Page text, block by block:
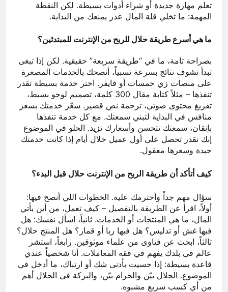
تعلم مهارة جديدة أو شراء أدوات بسيطة. لكن النقطة
المهمة: ما تخلي قلة المال عذر يمنعك من البداية.
ما هي أسرع طريقة حلال للربح من الإنترنت للمبتدئين؟
بصراحة تامة، ما في “طريقة سريعة” حقيقية. لكن إذا تبغى
تبدأ تشوف نتائج بسرعة نسبياً، أنصحك بالخدمات المصغرة
على منصات زي خمسات أو فايفر. اختر خدمة بسيطة تقدر
تنفذها – مثلاً كتابة مقال 300 كلمة، تصميم لوجو بسيط،
تفريغ محتوى صوتي، ترجمة نص قصير. سعّر خدمتك بسعر
منافس في البداية لتبني سمعتك. مع كل خدمة تنفذها
بإتقان، سمعتك تتحسن وأسعارك تزيد. الحلو في الموضوع
إنك تقدر تحصل على أول عميل خلال أيام إذا كانت خدمتك
جيدة وسعرها معقول.
كيف أتأكد أن طريقة الربح من الإنترنت حلال قبل البدء؟
سؤال مهم جداً وأحترمك عليه. الخطوات اللي أنصح فيها:
أولاً، اقرأ عن الطريقة بالتفصيل – كيف تعمل، من أين يأتي
المال، ما هي المنتجات أو الخدمات. ثانياً، اسأل نفسك: هل
فيها غش أو تدليس؟ هل فيها ربا أو قمار؟ هل المنتج حلال؟
ثالثاً، ابحث عن فتاوى من علماء موثوقين. رابعاً، استشر
عالم في بلدك يفهم في فقه المعاملات. أنا شخصياً عندي
قاعدة بسيطة: إذا حسيت بأدنى شك أو ارتباك، ما أدخل في
الموضوع. الحلال بيّن والحرام بيّن، والبركة في الحلال أهم
من أي كسب سريع مشبوه.